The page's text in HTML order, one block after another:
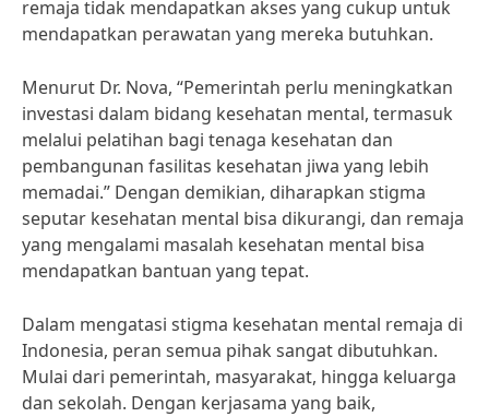
remaja tidak mendapatkan akses yang cukup untuk
mendapatkan perawatan yang mereka butuhkan.
Menurut Dr. Nova, “Pemerintah perlu meningkatkan
investasi dalam bidang kesehatan mental, termasuk
melalui pelatihan bagi tenaga kesehatan dan
pembangunan fasilitas kesehatan jiwa yang lebih
memadai.” Dengan demikian, diharapkan stigma
seputar kesehatan mental bisa dikurangi, dan remaja
yang mengalami masalah kesehatan mental bisa
mendapatkan bantuan yang tepat.
Dalam mengatasi stigma kesehatan mental remaja di
Indonesia, peran semua pihak sangat dibutuhkan.
Mulai dari pemerintah, masyarakat, hingga keluarga
dan sekolah. Dengan kerjasama yang baik,